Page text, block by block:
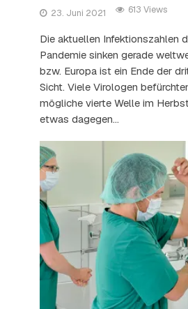
23. Juni 2021 613 Views
Die aktuellen Infektionszahlen
Pandemie sinken gerade
bzw. Europa ist ein Ende der
Sicht. Viele Virologen
mögliche vierte Welle im
etwas dagegen...